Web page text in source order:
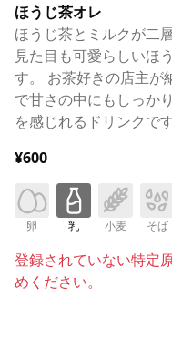
ほうじ茶オレ
ほうじ茶とミルクが二
見た目も可愛らしいほ
す。 お茶好きの店主が
で甘さの中にもしっか
を感じれるドリンクです
¥600
卵 乳 小麦 そば
登録されていない特定
めください。